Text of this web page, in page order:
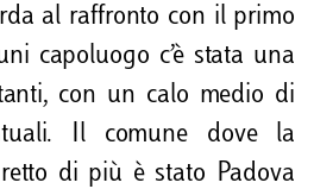
raffronto con il primo
capoluogo c’è stata una
con un calo medio di
Il comune dove la
di più è stato Padova